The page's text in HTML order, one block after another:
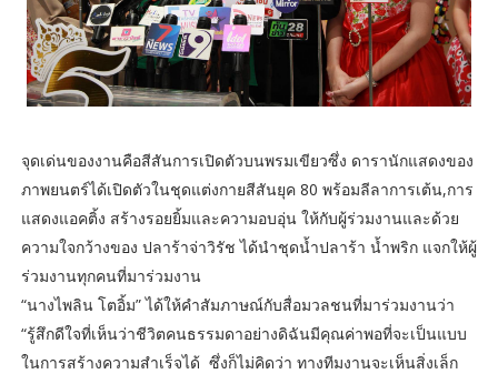
จุดเด่นของงานคือสีสันการเปิดตัวบนพรมเขียวซึ่ง ดารานักแสดงของ
ภาพยนตร์ได้เปิดตัวในชุดแต่งกายสีสันยุค 80 พร้อมลีลาการเต้น,การ
แสดงแอคติ้ง สร้างรอยยิ้มและความอบอุ่น ให้กับผู้ร่วมงานและด้วย
ความใจกว้างของ ปลาร้าจ่าวิรัช ได้นำชุดน้ำปลาร้า น้ำพริก แจกให้ผู้
ร่วมงานทุกคนที่มาร่วมงาน
“นางไพลิน โตอิ้ม” ได้ให้คำสัมภาษณ์กับสื่อมวลชนที่มาร่วมงานว่า
“รู้สึกดีใจที่เห็นว่าชีวิตคนธรรมดาอย่างดิฉันมีคุณค่าพอที่จะเป็นแบบ
ในการสร้างความสำเร็จได้ ซึ่งก็ไม่คิดว่า ทางทีมงานจะเห็นสิ่งเล็ก